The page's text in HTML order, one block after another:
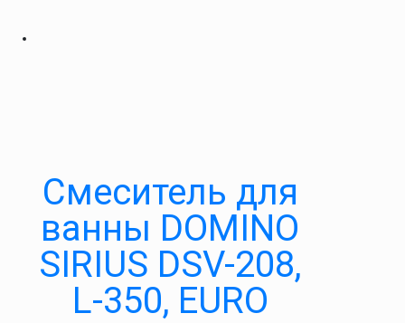
Смеситель для
ванны DOMINO
SIRIUS DSV-208,
L-350, EURO